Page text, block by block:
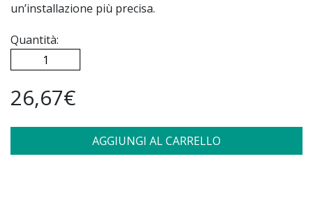
un’installazione più precisa.
Quantità:
26,67€
AGGIUNGI AL CARRELLO